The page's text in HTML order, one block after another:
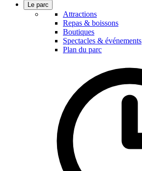
Le parc
Attractions
Repas & boissons
Boutiques
Spectacles & événements
Plan du parc